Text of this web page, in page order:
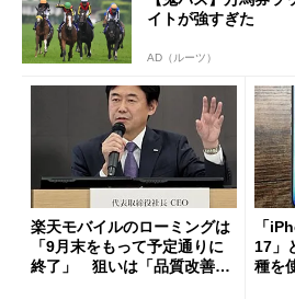
イトが強すぎた
AD（ルーツ）
楽天モバイルのローミングは
「9月末をもって予定通りに
終了」 狙いは「品質改善」
「
17」
種を